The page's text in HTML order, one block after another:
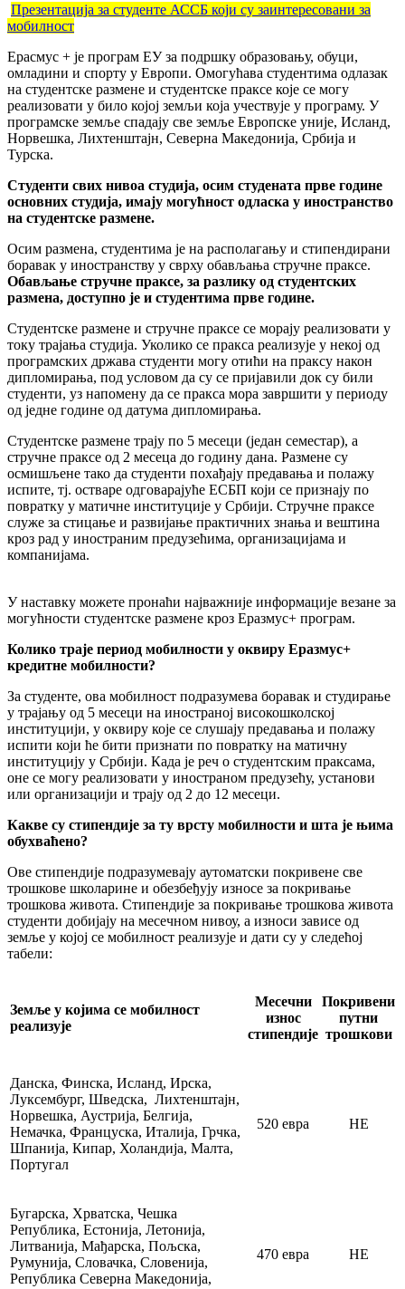
Презентација за студенте АССБ који су заинтересовани за
мобилност
Ерасмус + је програм ЕУ за подршку образовању, обуци,
омладини и спорту у Европи. Oмогућава студентима одлазак
на студентске размене и студентске праксе које се могу
реализовати у било којој земљи која учествује у програму. У
програмске земље спадају све земље Европске уније, Исланд,
Норвешка, Лихтенштајн, Северна Македонија, Србија и
Турска.
Студенти свих нивоа студија, осим студената прве године
основних студија, имају могућност одласка у иностранство
на студентске размене.
Осим размена, студентима је на располагању и стипендирани
боравак у иностранству у сврху обављања стручне праксе.
Обављање стручне праксе, за разлику од студентских
размена, доступно је и студентима прве године.
Студентске размене и стручне праксе се морају реализовати у
току трајања студија. Уколико се пракса реализује у некој од
програмских држава студенти могу отићи на праксу након
дипломирања, под условом да су се пријавили док су били
студенти, уз напомену да се пракса мора завршити у периоду
од једне године од датума дипломирања.
Студентске размене трају по 5 месеци (један семестар), а
стручне праксе од 2 месеца до годину дана. Размене су
осмишљене тако да студенти похађају предавања и полажу
испите, тј. остваре одговарајуће ЕСБП који се признају по
повратку у матичне институције у Србији. Стручне праксе
служе за стицање и развијање практичних знања и вештина
кроз рад у иностраним предузећима, организацијама и
компанијама.
У наставку можете пронаћи најважније информације везане за
могућности студентске размене кроз Еразмус+ програм.
Колико траје период мобилности у оквиру Еразмус+
кредитне мобилности?
За студенте, ова мобилност подразумева боравак и студирање
у трајању од 5 месеци на иностраној високошколској
институцији, у оквиру које се слушају предавања и полажу
испити који ће бити признати по повратку на матичну
институцију у Србији. Када је реч о студентским праксама,
оне се могу реализовати у иностраном предузећу, установи
или организацији и трају од 2 до 12 месеци.
Какве су стипендије за ту врсту мобилности и шта је њима
обухваћено?
Ове стипендије подразумевају аутоматски покривене све
трошкове школарине и обезбеђују износе за покривање
трошкова живота. Стипендије за покривање трошкова живота
студенти добијају на месечном нивоу, а износи зависе од
земље у којој се мобилност реализује и дати су у следећој
табели:
Земље у којима се мобилност
реализује
Месечни
износ
стипендије
Покривени
путни
трошкови
Данска, Финска, Исланд, Ирска,
Луксембург, Шведска, Лихтенштајн,
Норвешка, Аустрија, Белгија,
Немачка, Француска, Италија, Грчка,
Шпанија, Кипар, Холандија, Малта,
Португал
520 евра НЕ
Бугарска, Хрватска, Чешка
Република, Естонија, Летонија,
Литванија, Мађарска, Пољска,
Румунија, Словачка, Словенија,
Република Северна Македонија,
470 евра НЕ